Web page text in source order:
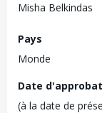
Misha Belkindas
Pays
Monde
Date
(à la date de